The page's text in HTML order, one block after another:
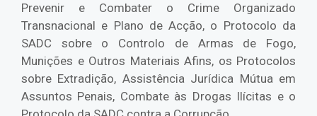
Prevenir e Combater o Crime Organizado
Transnacional e Plano de Acção, o Protocolo da
SADC sobre o Controlo de Armas de Fogo,
Munições e Outros Materiais Afins, os Protocolos
sobre Extradição, Assistência Jurídica Mútua em
Assuntos Penais, Combate às Drogas Ilícitas e o